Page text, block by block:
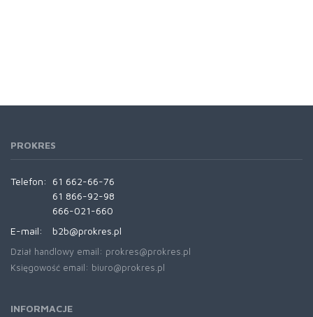
PROKRES
Telefon:
61 662-66-76
61 866-92-98
666-021-660
E-mail:
b2b@prokres.pl
Dział handlowy email: prokres@prokres.pl
Księgowość email: biuro@prokres.pl
INFORMACJE